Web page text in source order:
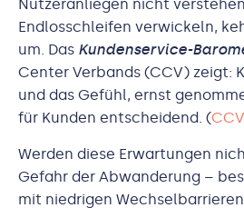
Nutzeranliegen nicht
Endlosschleifen verwickeln,
um. Das Kundenservice-
Center Verbands (CCV) zeigt:
und das Gefühl, ernst
für Kunden entscheidend. (CCV
Werden diese Erwartungen
Gefahr der Abwanderung –
mit niedrigen